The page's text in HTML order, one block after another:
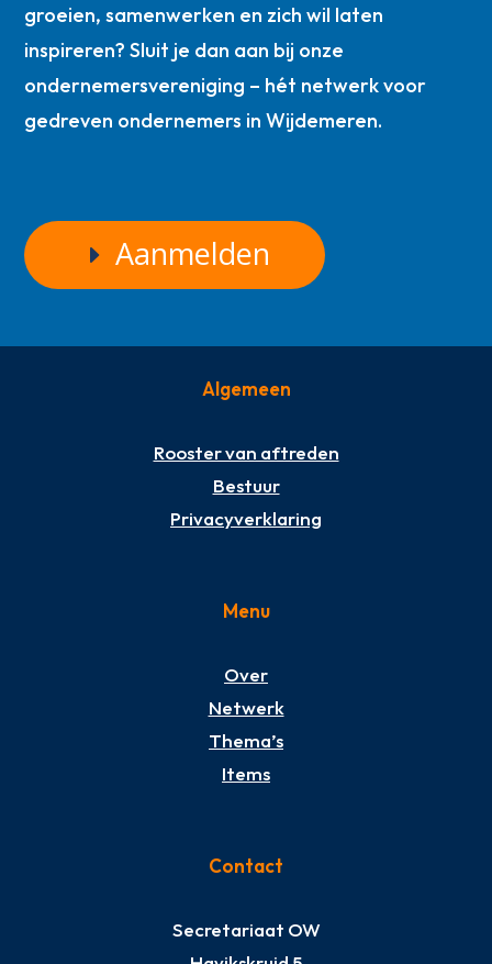
groeien, samenwerken en zich wil laten
inspireren? Sluit je dan aan bij onze
ondernemersvereniging – hét netwerk voor
gedreven ondernemers in Wijdemeren.
Aanmelden
Algemeen
Rooster van aftreden
Bestuur
Privacyverklaring
Menu
Over
Netwerk
Thema’s
Items
Contact
Secretariaat OW